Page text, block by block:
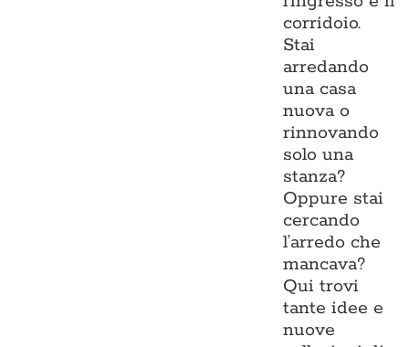
corridoio.
Stai
arredando
una casa
nuova o
rinnovando
solo una
stanza?
Oppure stai
cercando
l’arredo che
mancava?
Qui trovi
tante idee e
nuove